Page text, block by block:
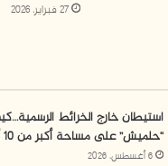
27 فبراير، 2026
استيطان خارج الخرائط
“حلميش” على مساحة أكبر من 10 أضعافها
6 أغسطس، 2026